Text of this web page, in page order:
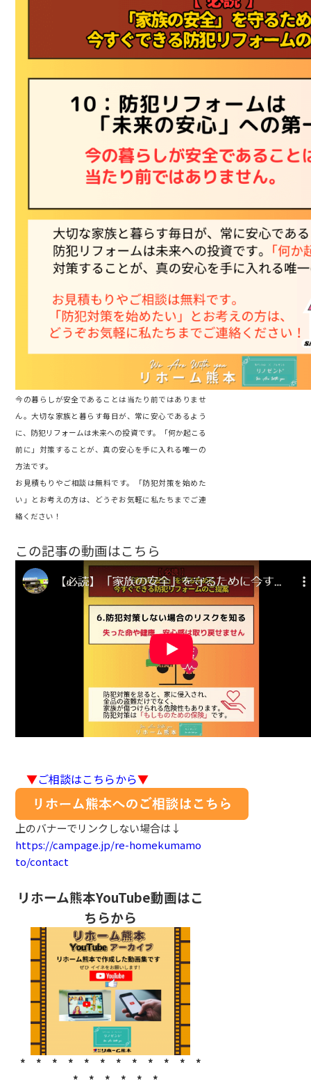
今の暮らしが安全であることは当たり前ではありませ
ん。大切な家族と暮らす毎日が、常に安心であるよう
に、防犯リフォームは未来への投資です。「何か起こる
前に」対策することが、真の安心を手に入れる唯一の
方法です。
お見積もりやご相談は無料です。「防犯対策を始めた
い」とお考えの方は、どうぞお気軽に私たちまでご連
絡ください！
この記事の動画はこちら
▼ご相談はこちらから▼
上のバナーでリンクしない場合は↓
https://campage.jp/re-homekumamo
to/contact
リホーム熊本YouTube動画はこ
ちらから
* * * * * * * * * * * *
* * * * * *